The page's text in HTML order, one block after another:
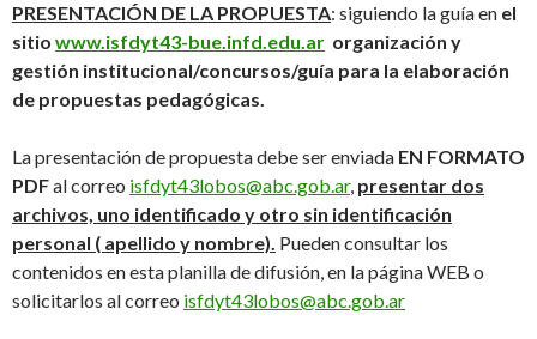
PRESENTACIÓN DE LA PROPUESTA: siguiendo la guía en el
sitio www.isfdyt43-bue.infd.edu.ar organización y
gestión institucional/concursos/guía para la elaboración
de propuestas pedagógicas.
La presentación de propuesta debe ser enviada EN FORMATO
PDFal correo isfdyt43lobos@abc.gob.ar, presentar dos
archivos, uno identificado y otro sin identificación
personal ( apellido y nombre). Pueden consultar los
contenidos en esta planilla de difusión, en la página WEB o
solicitarlos al correo isfdyt43lobos@abc.gob.ar